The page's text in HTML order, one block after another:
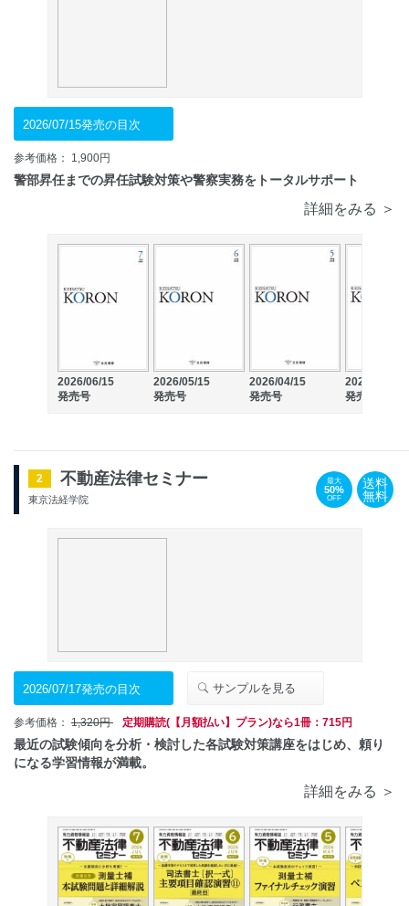
2026/07/15発売の目次
参考価格： 1,900円
警部昇任までの昇任試験対策や警察実務をトータルサポート
詳細をみる ＞
2026/06/15
発売号
2026/05/15
発売号
2026/04/15
発売号
2026/03/15
発売号
2 不動産法律セミナー
東京法経学院
最大
50%
OFF
送料
無料
2026/07/17発売の目次 サンプルを見る
参考価格： 1,320円 定期購読(【月額払い】プラン)なら1冊：715円
最近の試験傾向を分析・検討した各試験対策講座をはじめ、頼り
になる学習情報が満載。
詳細をみる ＞